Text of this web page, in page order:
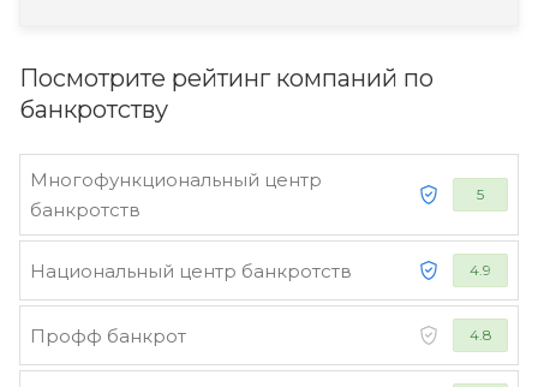
Посмотрите рейтинг компаний по
банкротству
Многофункциональный центр
банкротств
5
Национальный центр банкротств 4.9
Профф банкрот 4.8